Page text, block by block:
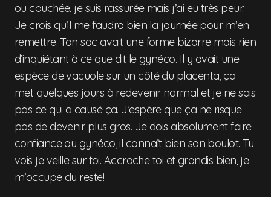
ou couchée. je suis rassurée mais j’ai eu très peur.
Je crois qu’il me faudra bien la journée pour m’en
remettre. Ton sac avait une forme bizarre mais rien
d’inquiétant à ce que dit le gynéco. Il y avait une
espèce de vacuole sur un côté du placenta, ça
met quelques jours à redevenir normal et je ne sais
pas ce qui a causé ça. J’espère que ça ne risque
pas de devenir plus gros. Je dois absolument faire
confiance au gynéco, il connaît bien son boulot. Tu
vois je veille sur toi. Accroche toi et grandis bien, je
m’occupe du reste!